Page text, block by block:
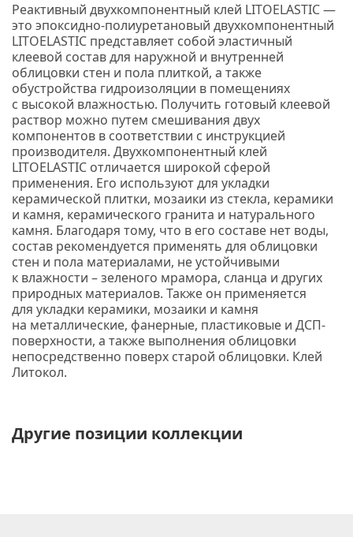
Реактивный двухкомпонентный клей LITOELASTIC —
это эпоксидно-полиуретановый двухкомпонентный
LITOELASTIC представляет собой эластичный
клеевой состав для наружной и внутренней
облицовки стен и пола плиткой, а также
обустройства гидроизоляции в помещениях
с высокой влажностью. Получить готовый клеевой
раствор можно путем смешивания двух
компонентов в соответствии с инструкцией
производителя. Двухкомпонентный клей
LITOELASTIC отличается широкой сферой
применения. Его используют для укладки
керамической плитки, мозаики из стекла, керамики
и камня, керамического гранита и натурального
камня. Благодаря тому, что в его составе нет воды,
состав рекомендуется применять для облицовки
стен и пола материалами, не устойчивыми
к влажности – зеленого мрамора, сланца и других
природных материалов. Также он применяется
для укладки керамики, мозаики и камня
на металлические, фанерные, пластиковые и ДСП-
поверхности, а также выполнения облицовки
непосредственно поверх старой облицовки. Клей
Литокол.
Другие позиции коллекции